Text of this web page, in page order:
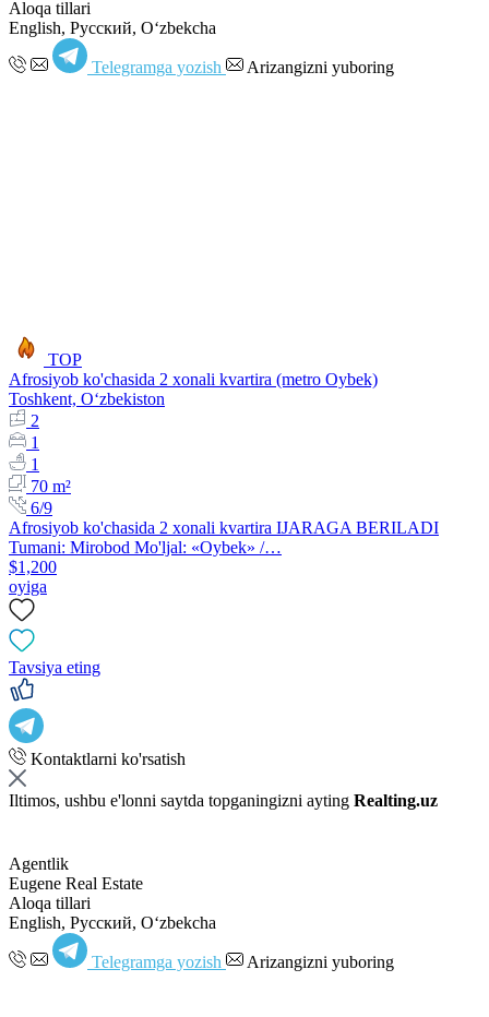
Aloqa tillari
English, Русский, Oʻzbekcha
Telegramga yozish Arizangizni yuboring
TOP
Afrosiyob ko'chasida 2 xonali kvartira (metro Oybek)
Toshkent, Oʻzbekiston
2
1
1
70 m²
6/9
Afrosiyob ko'chasida 2 xonali kvartira IJARAGA BERILADI
Tumani: Mirobod Mo'ljal: «Oybek» /…
$1,200
oyiga
Tavsiya eting
Kontaktlarni ko'rsatish
Iltimos, ushbu e'lonni saytda topganingizni ayting Realting.uz
Agentlik
Eugene Real Estate
Aloqa tillari
English, Русский, Oʻzbekcha
Telegramga yozish Arizangizni yuboring